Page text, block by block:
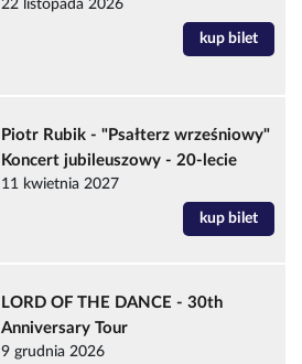
22 listopada 2026
kup bilet
Piotr Rubik - "Psałterz wrześniowy"
Koncert jubileuszowy - 20-lecie
11 kwietnia 2027
kup bilet
LORD OF THE DANCE - 30th
Anniversary Tour
9 grudnia 2026